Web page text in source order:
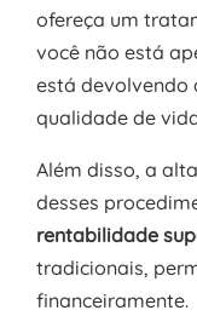
ofereça um
você não está
está devolvendo
qualidade de
Além disso, a
desses
rentabilidade
tradicionais,
financeiramente.